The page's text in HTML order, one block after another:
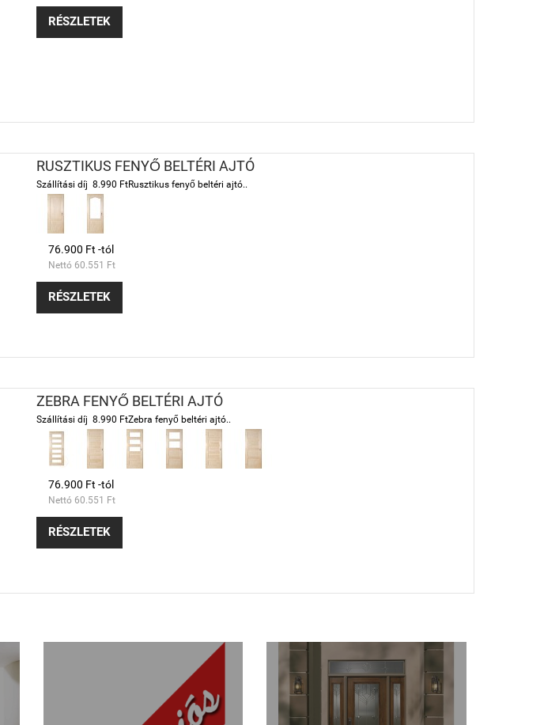
RÉSZLETEK
RUSZTIKUS FENYŐ BELTÉRI AJTÓ
Szállítási díj 8.990 FtRusztikus fenyő beltéri ajtó..
76.900 Ft -tól
Nettó 60.551 Ft
RÉSZLETEK
ZEBRA FENYŐ BELTÉRI AJTÓ
Szállítási díj 8.990 FtZebra fenyő beltéri ajtó..
76.900 Ft -tól
Nettó 60.551 Ft
RÉSZLETEK